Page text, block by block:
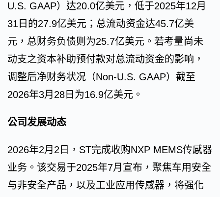
U.S. GAAP）达20.0亿美元，低于2025年12月
31日的27.9亿美元；总流动资金达45.7亿美
元，总财务负债则为25.7亿美元。若考量尚未
动支之资本补助预付款对总流动资金的影响，
调整后净财务状况（Non-U.S. GAAP）截至
2026年3月28日为16.9亿美元。
公司发展动态
2026年2月2日，ST完成收购NXP MEMS传感器
业务。该交易于2025年7月宣布，聚焦车用安全
与非安全产品，以及工业应用传感器，将强化